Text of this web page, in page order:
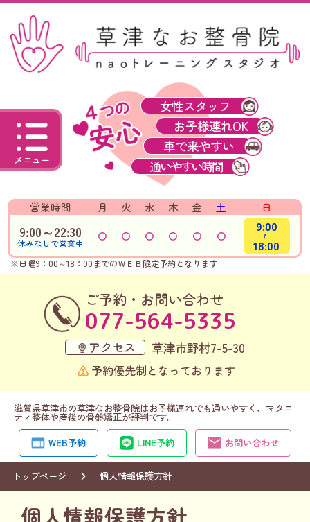
滋賀県草津市の草津なお整骨院はお子様連れでも通いやすく、マタニ
ティ整体や産後の骨盤矯正が評判です。
WEB予約
LINE予約 お問い合わせ
女性スタッフ
お子様連れOK
車で来やすい
通いやすい時間
営業時間 月 火 水 木 金 土 日
9:00～22:30
休みなしで営業中
9:00
～
18:00
※日曜9：00～18：00までのＷＥＢ限定予約 となります
ご予約・お問い合わせ
077-564-5335
アクセス 草津市野村7-5-30
予約優先制となっております
トップページ 個人情報保護方針
メニュー